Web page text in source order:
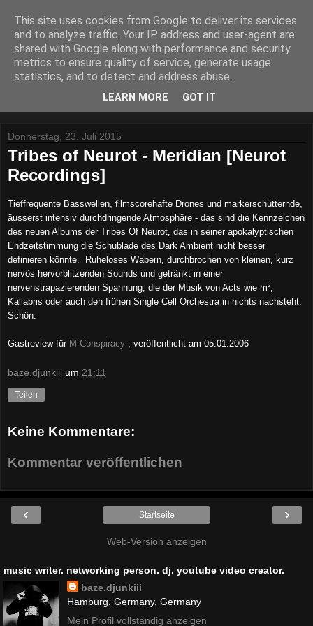
Lost Reviews From The
Archive
Was nach der Deadline übrig blieb.
Donnerstag, 23. Juli 2015
Tribes of Neurot - Meridian [Neurot
Recordings]
Tieffrequente Basswellen, filmscorehafte Drones und markerschütternde,
äusserst intensiv durchdringende Atmosphäre - das sind die Kennzeichen
des neuen Albums der Tribes Of Neurot, das in seiner apokalyptischen
Endzeitstimmung die Schublade des Dark Ambient nicht besser
definieren könnte.
Ruheloses Wabern, durchbrochen von kleinen, kurz
nervös hervorblitzenden Sounds und getränkt in einer
nervenstrapazierenden Spannung, die der Musik von Acts wie m²,
Kallabris oder auch den frühen Single Cell Orchestra in nichts nachsteht.
Schön.
Gastreview für M-Conspiracy , veröffentlicht am 05 01 .2006
baze.djunkiii um 21:11
Teilen
Keine Kommentare:
Kommentar veröffentlichen
‹ ›
Startseite
Web-Version anzeigen
music writer. networking person. dj. youtube video creator.
baze.djunkiii
Hamburg, Germany, Germany
Mein Profil vollständig anzeigen
This site uses cookies from Google to deliver its services
and to analyze traffic. Your IP address and user-agent are
shared with Google along with performance and security
metrics to ensure quality of service, generate usage
statistics, and to detect and address abuse.
LEARN MORE GOT IT